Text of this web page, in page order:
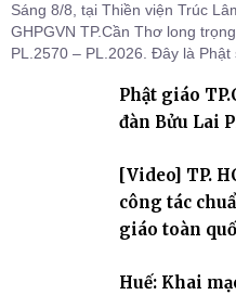
Sáng 8/8, tại Thiền viện Trúc
GHPGVN TP.Cần Thơ long
PL.2570 – PL.2026. Đây là
thứ I, thể hiện sự quan tâm đối
Tăng tài và tiếp nối mạng mạch
Phật giáo
đàn Bửu Lai
[Video] TP.
công tác
giáo toàn
Huế: Khai